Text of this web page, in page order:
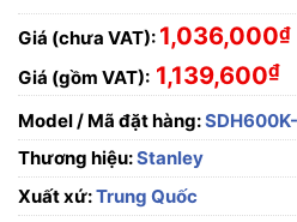
Giá (chưa VAT): 1,036,000₫
Giá (gồm VAT): 1,139,600₫
Model / Mã đặt hàng:
Thương hiệu:Stanley
Xuất xứ:Trung Quốc